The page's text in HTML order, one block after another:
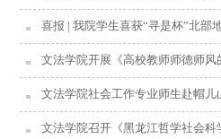
喜报 | 我院学生喜获“寻是杯”北部地区大学生公共
文法学院开展《高校教师师德师风
文法学院社会工作专业师生赴帽儿
文法学院召开《黑龙江哲学社会科